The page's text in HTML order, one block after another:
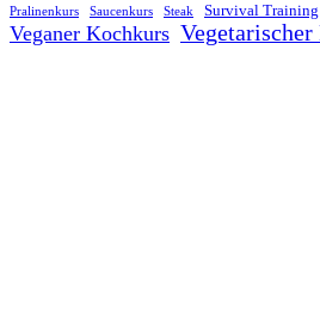
Pralinenkurs Saucenkurs Steak Survival Training
Veganer Kochkurs